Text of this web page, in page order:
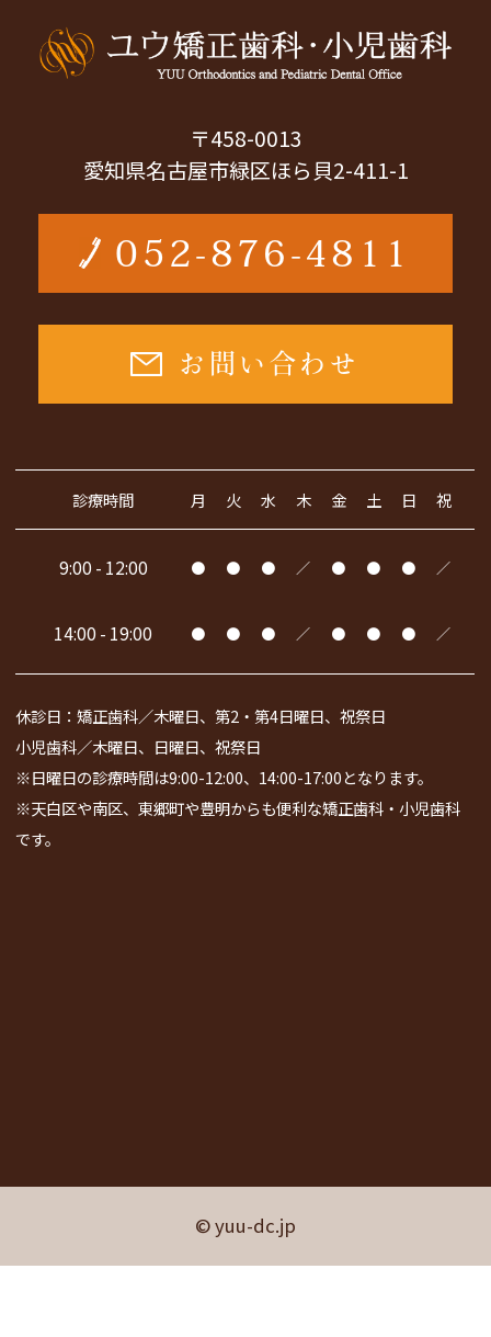
〒458-0013
愛知県名古屋市緑区ほら貝2-411-1
052-876-4811
お問い合わせ
診療時間 月 火 水 木 金 土 日 祝
9:00 - 12:00 ● ● ● ／ ● ● ● ／
14:00 - 19:00 ● ● ● ／ ● ● ● ／
休診日：矯正歯科／木曜日、第2・第4日曜日、祝祭日
小児歯科／木曜日、日曜日、祝祭日
※日曜日の診療時間は9:00-12:00、14:00-17:00となります。
※天白区や南区、東郷町や豊明からも便利な矯正歯科・小児歯科
です。
© yuu-dc.jp